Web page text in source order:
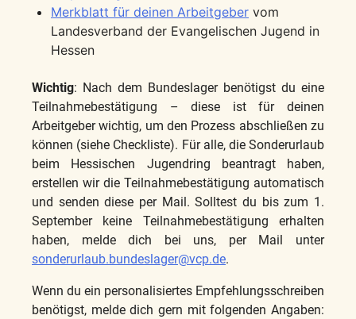
Merkblatt für deinen Arbeitgeber vom
Landesverband der Evangelischen Jugend in
Hessen
Wichtig: Nach dem Bundeslager benötigst du eine
Teilnahmebestätigung – diese ist für deinen
Arbeitgeber wichtig, um den Prozess abschließen zu
können (siehe Checkliste). Für alle, die Sonderurlaub
beim Hessischen Jugendring beantragt haben,
erstellen wir die Teilnahmebestätigung automatisch
und senden diese per Mail. Solltest du bis zum 1.
September keine Teilnahmebestätigung erhalten
haben, melde dich bei uns, per Mail unter
sonderurlaub.bundeslager@vcp.de.
Wenn du ein personalisiertes Empfehlungsschreiben
benötigst, melde dich gern mit folgenden Angaben: